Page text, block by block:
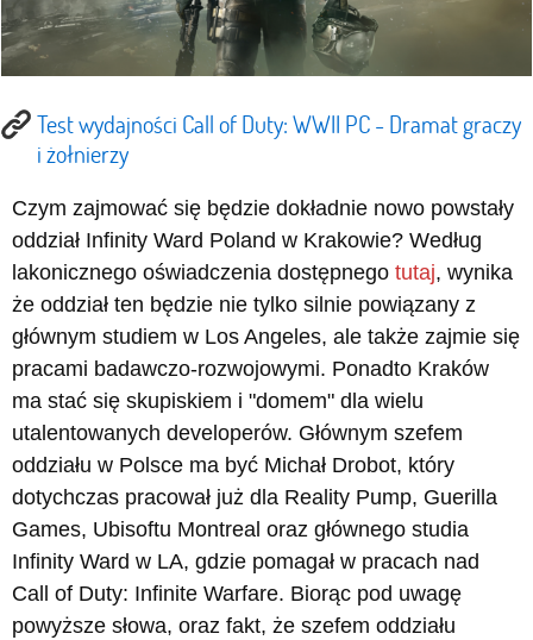
Test wydajności Call of Duty: WWII PC - Dramat graczy
i żołnierzy
Czym zajmować się będzie dokładnie nowo powstały
oddział Infinity Ward Poland w Krakowie? Według
lakonicznego oświadczenia dostępnego tutaj, wynika
że oddział ten będzie nie tylko silnie powiązany z
głównym studiem w Los Angeles, ale także zajmie się
pracami badawczo-rozwojowymi. Ponadto Kraków
ma stać się skupiskiem i "domem" dla wielu
utalentowanych developerów. Głównym szefem
oddziału w Polsce ma być Michał Drobot, który
dotychczas pracował już dla Reality Pump, Guerilla
Games, Ubisoftu Montreal oraz głównego studia
Infinity Ward w LA, gdzie pomagał w pracach nad
Call of Duty: Infinite Warfare. Biorąc pod uwagę
powyższe słowa, oraz fakt, że szefem oddziału